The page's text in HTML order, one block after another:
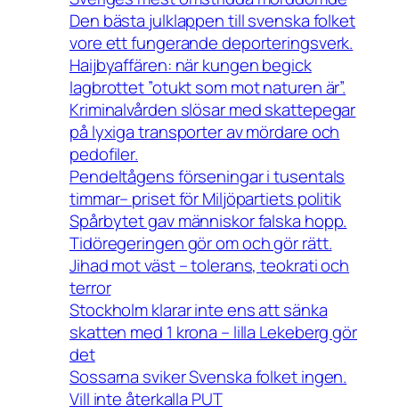
Den bästa julklappen till svenska folket
vore ett fungerande deporteringsverk.
Haijbyaffären: när kungen begick
lagbrottet ”otukt som mot naturen är”.
Kriminalvården slösar med skattepegar
på lyxiga transporter av mördare och
pedofiler.
Pendeltågens förseningar i tusentals
timmar– priset för Miljöpartiets politik
Spårbytet gav människor falska hopp.
Tidöregeringen gör om och gör rätt.
Jihad mot väst – tolerans, teokrati och
terror
Stockholm klarar inte ens att sänka
skatten med 1 krona – lilla Lekeberg gör
det
Sossarna sviker Svenska folket ingen.
Vill inte återkalla PUT